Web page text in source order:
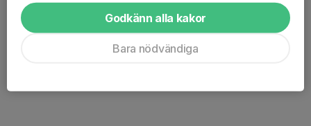
Position
-
Ålder
12 år
Godkänn alla kakor
Bara nödvändiga